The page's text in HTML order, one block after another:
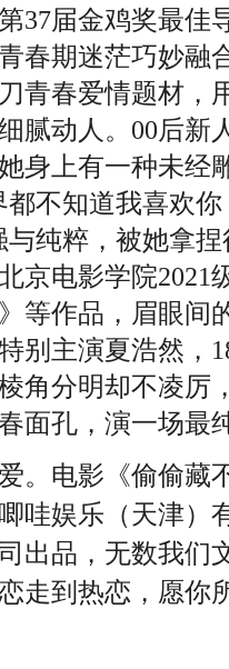
37届金鸡奖最佳
春期迷茫巧妙融
青春爱情题材，
腻动人。00后新
身上有一种未经
不知道我喜欢
纯粹，被她拿
京电影学院2021
等作品，眉眼间
别主演夏浩然，
角分明却不凌厉
面孔，演一场最
。电影《偷偷藏
哇娱乐（天津）
出品，无数我们
走到热恋，愿你